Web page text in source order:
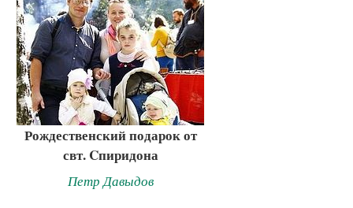
Рождественский подарок от
свт. Cпиридона
Петр Давыдов